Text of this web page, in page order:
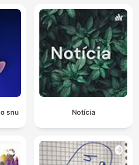
snu Notícia